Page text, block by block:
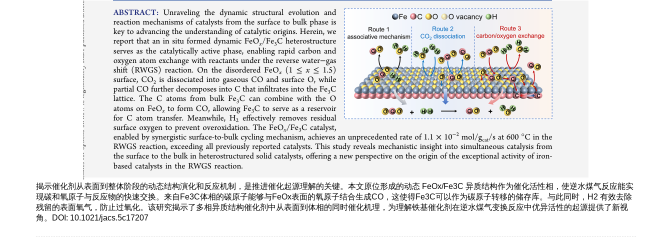
揭示催化剂从表面到整体阶段的动态结构演化和反应机制，是推进催化起源理解的关键。本文原位形成的动态 FeOx/Fe3C 异质结构作为催化活性相，使逆水煤气反应能实
现碳和氧原子与反应物的快速交换。来自Fe3C体相的碳原子能够与FeOx表面的氧原子结合生成CO，这使得Fe3C可以作为碳原子转移的储存库。与此同时，H2 有效去除
残留的表面氧气，防止过氧化。该研究揭示了多相异质结构催化剂中从表面到体相的同时催化机理，为理解铁基催化剂在逆水煤气变换反应中优异活性的起源提供了新视
角。DOI: 10.1021/jacs.5c17207